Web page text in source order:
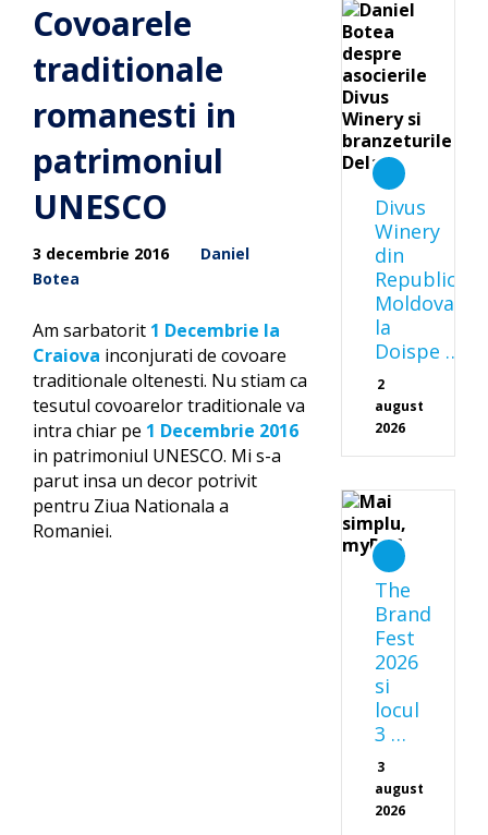
Covoarele
traditionale
romanesti in
patrimoniul
UNESCO
3 decembrie 2016
Daniel
Botea
Am sarbatorit 1 Decembrie la
Craiova inconjurati de covoare
traditionale oltenesti. Nu stiam ca
tesutul covoarelor traditionale va
intra chiar pe 1 Decembrie 2016
in patrimoniul UNESCO. Mi s-a
parut insa un decor potrivit
pentru Ziua Nationala a
Romaniei.
Divus
Winery
din
Republica
Moldova
la
Doispe …
2
august
2026
The
Brand
Fest
2026
si
locul
3 …
3
august
2026